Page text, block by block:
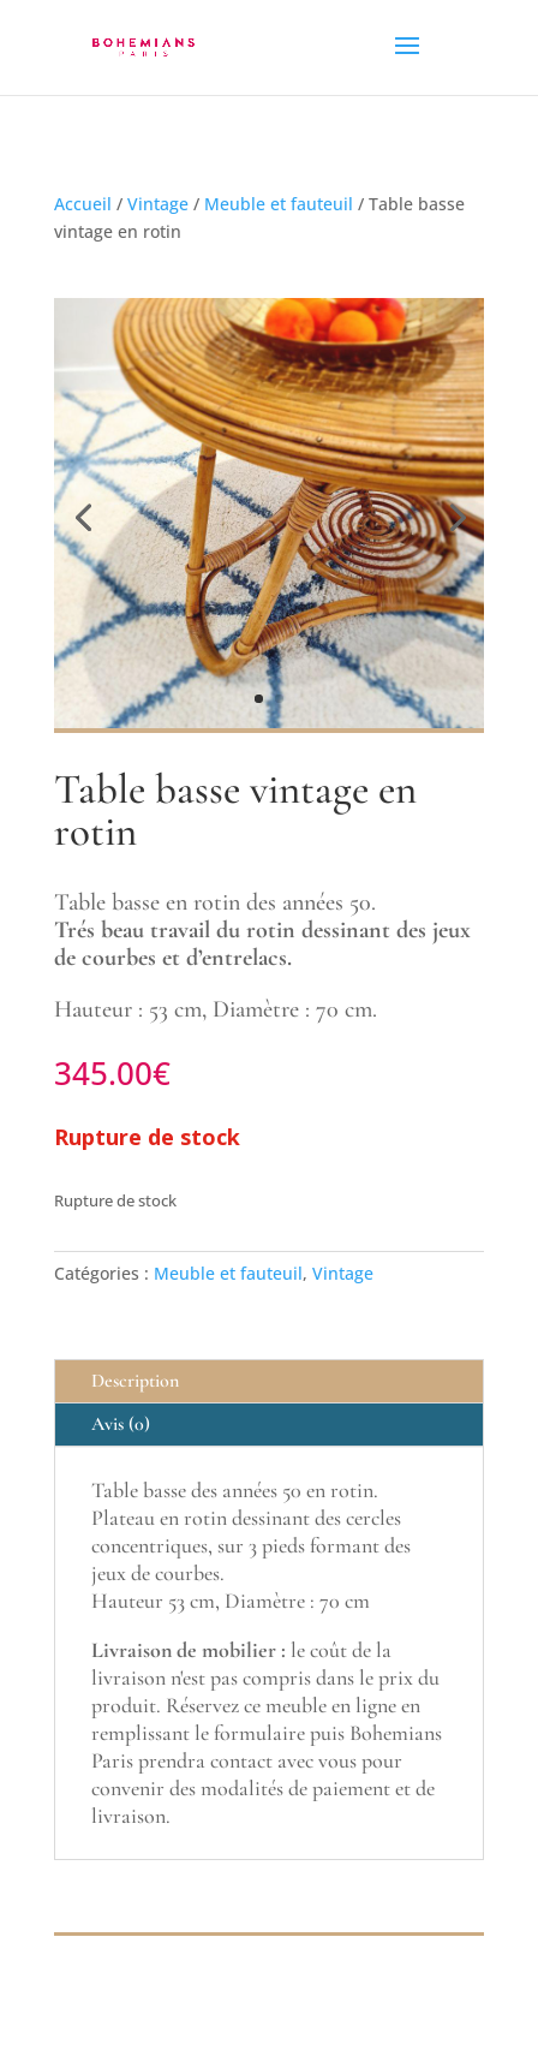
Accueil / Vintage/ Meuble et fauteuil / Table basse
vintage en rotin
Table basse vintage en
rotin
Table basse en rotin des années 50.
Trés beau travail du rotin dessinant des jeux
de courbes et d’entrelacs.
Hauteur : 53 cm, Diamètre : 70 cm.
345.00€
Rupture de stock
Rupture de stock
Catégories : Meuble et fauteuil, Vintage
Description
Avis (0)
Table basse des années 50 en rotin.
Plateau en rotin dessinant des cercles
concentriques, sur 3 pieds formant des
jeux de courbes.
Hauteur 53 cm, Diamètre : 70 cm
Livraison de mobilier : le coût de la
livraison n'est pas compris dans le prix du
produit. Réservez ce meuble en ligne en
remplissant le formulaire puis Bohemians
Paris prendra contact avec vous pour
convenir des modalités de paiement et de
livraison.